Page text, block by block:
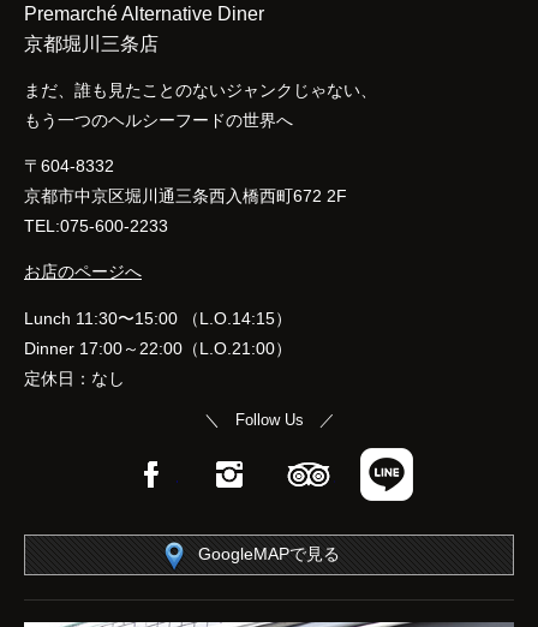
Premarché Alternative Diner
京都堀川三条店
まだ、誰も見たことのないジャンクじゃない、
もう一つのヘルシーフードの世界へ
〒604-8332
京都市中京区堀川通三条西入橋西町672 2F
TEL:075-600-2233
お店のページへ
Lunch 11:30〜15:00 （L.O.14:15）
Dinner 17:00～22:00（L.O.21:00）
定休日：なし
＼ Follow Us ／
FacebookInstagramTripAdvisor
GoogleMAPで見る